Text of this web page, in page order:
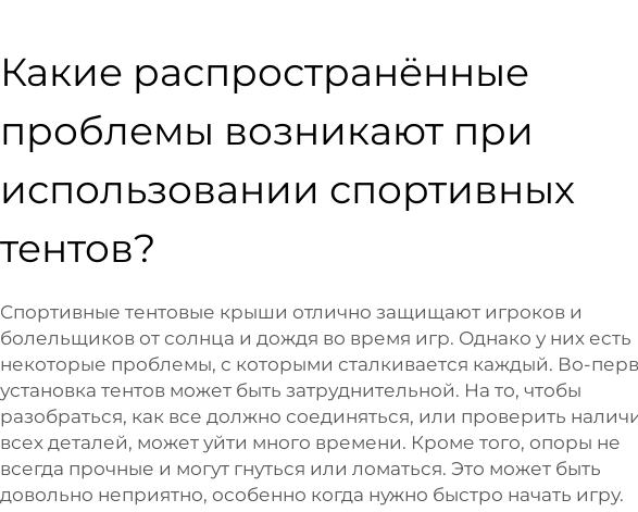
Какие распространённые
проблемы возникают при
использовании спортивных
тентов?
Спортивные тентовые крыши отлично защищают игроков и
болельщиков от солнца и дождя во время игр. Однако у них есть
некоторые проблемы, с которыми сталкивается каждый. Во-
установка тентов может быть затруднительной. На то, чтобы
разобраться, как все должно соединяться, или проверить
всех деталей, может уйти много времени. Кроме того, опоры не
всегда прочные и могут гнуться или ломаться. Это может быть
довольно неприятно, особенно когда нужно быстро начать игру.